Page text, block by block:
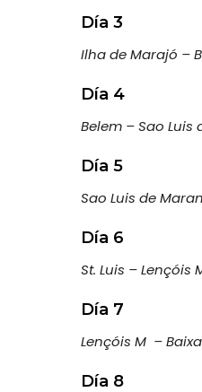
Día 3
Ilha de Marajó –
Día 4
Belem – Sao Luis
Día 5
Sao Luis de
Día 6
St. Luis – Lençóis
Día 7
Lençóis M –
Día 8